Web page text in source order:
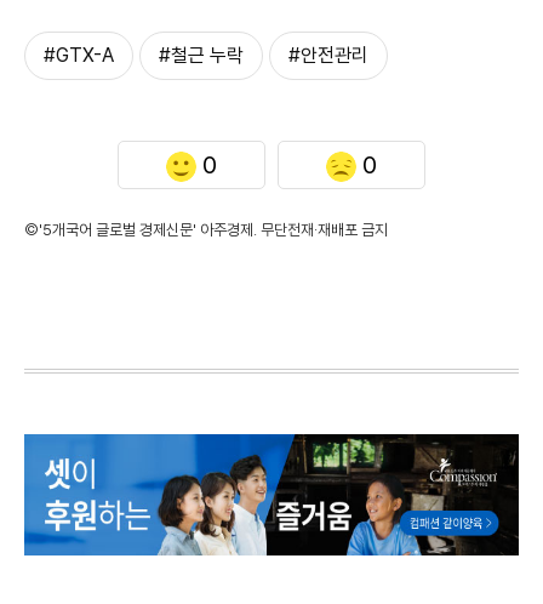
#GTX-A #철근 누락 #안전관리
0 0
©'5개국어 글로벌 경제신문' 아주경제. 무단전재·재배포 금지